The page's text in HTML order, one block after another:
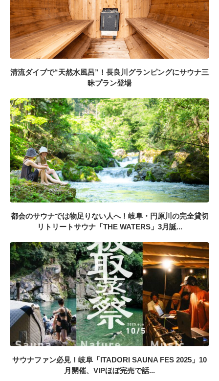
清流ダイブで“天然水風呂”！長良川グランピングにサウナ三
昧プラン登場
都会のサウナでは物足りない人へ！岐阜・円原川の完全貸切
リトリートサウナ「THE WATERS」3月誕...
サウナファン必見！岐阜「ITADORI SAUNA FES 2025」10
月開催、VIPほぼ完売で話...